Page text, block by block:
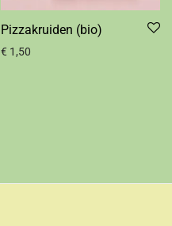
Pizzakruiden (bio)
€ 1,50